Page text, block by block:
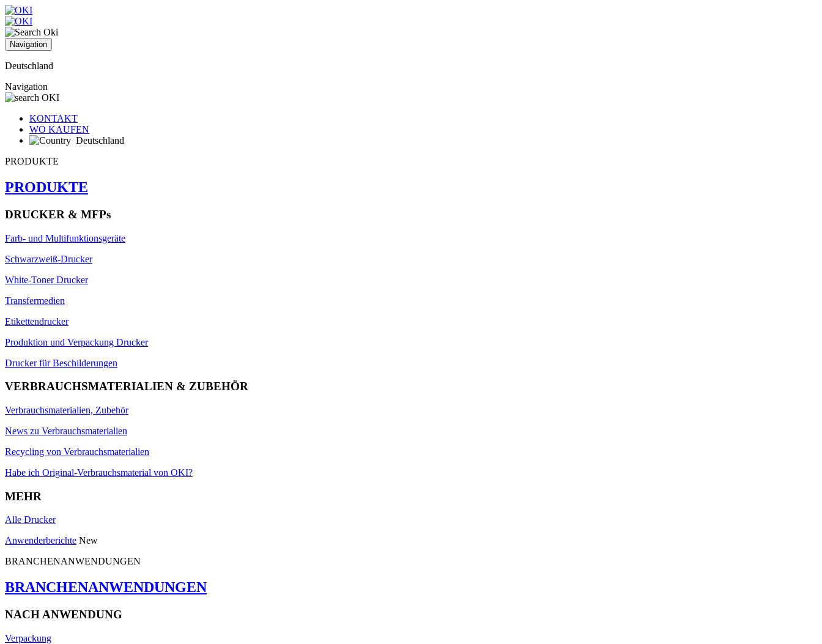
Navigation
Deutschland
Navigation
KONTAKT
WO KAUFEN
Deutschland
PRODUKTE
PRODUKTE
DRUCKER & MFPs
Farb- und Multifunktionsgeräte
Schwarzweiß-Drucker
White-Toner Drucker
Transfermedien
Etikettendrucker
Produktion und Verpackung Drucker
Drucker für Beschilderungen
VERBRAUCHSMATERIALIEN & ZUBEHÖR
Verbrauchsmaterialien, Zubehör
News zu Verbrauchsmaterialien
Recycling von Verbrauchsmaterialien
Habe ich Original-Verbrauchsmaterial von OKI?
MEHR
Alle Drucker
Anwenderberichte New
BRANCHENANWENDUNGEN
BRANCHENANWENDUNGEN
NACH ANWENDUNG
Verpackung